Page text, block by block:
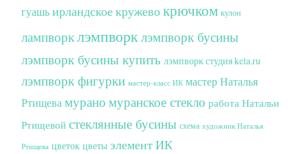
гуашьирландское кружевокрючком кулон
лампворклэмпворклэмпворк бусины
лэмпворк бусины купить лэмпворк студия kela.ru
лэмпворк фигурки мастер-класс ИК мастер Наталья
Ртищевамурано муранское стекло работа Натальи
Ртищевой стеклянные бусины схема художник Наталья
Ртищева цветок цветы элемент ИК